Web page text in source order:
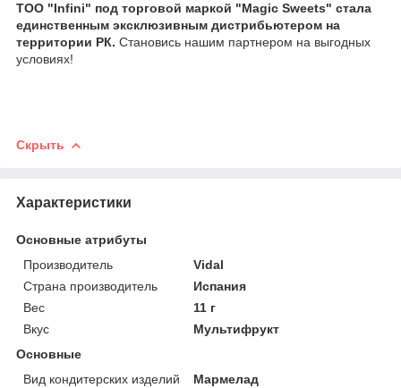
ТОО "Infini" под торговой маркой "Magic Sweets" стала
единственным эксклюзивным дистрибьютером на
территории РК. Становись нашим партнером на выгодных
условиях!
Скрыть
Характеристики
Основные атрибуты
Производитель
Vidal
Страна производитель
Испания
Вес
11 г
Вкус
Мультифрукт
Основные
Вид кондитерских изделий
Мармелад